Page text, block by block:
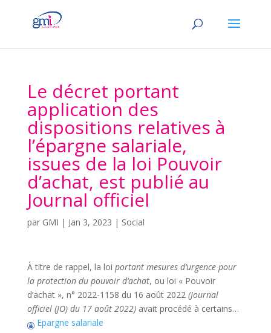
Le décret portant
application des
dispositions relatives à
l’épargne salariale,
issues de la loi Pouvoir
d’achat, est publié au
Journal officiel
par GMI | Jan 3, 2023 | Social
À titre de rappel, la loi portant mesures d’urgence pour
la protection du pouvoir d’achat, ou loi « Pouvoir
d’achat », n° 2022-1158 du 16 août 2022 (Journal
officiel (JO) du 17 août 2022)avait procédé à certains…
Epargne salariale